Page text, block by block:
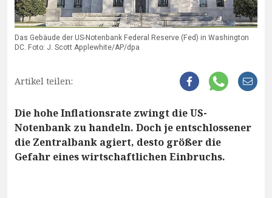
Das Gebäude der US-Notenbank Federal Reserve (Fed) in Washington
DC. Foto: J. Scott Applewhite/AP/dpa
Artikel teilen:
Die hohe Inflationsrate zwingt die US-
Notenbank zu handeln. Doch je entschlossener
die Zentralbank agiert, desto größer die
Gefahr eines wirtschaftlichen Einbruchs.